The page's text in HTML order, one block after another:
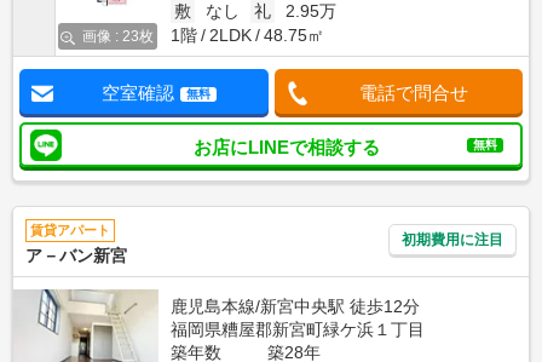
画像 : 23枚
敷
なし 礼
2.95万
1階
2LDK 48.75㎡
空室確認 無料 電話で問合せ
お店にLINEで相談する 無料
賃貸アパート
ア－バン新宮
初期費用に注目
鹿児島本線/新宮中央駅 徒歩12分
福岡県糟屋郡新宮町緑ケ浜１丁目
築年数
築28年